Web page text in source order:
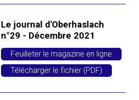
Le journal d'Oberhaslach
n°29 - Décembre 2021
Feuilleter le magazine en ligne
Télécharger le fichier (PDF)